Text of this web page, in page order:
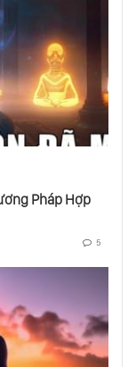
Pháp Hợp
5